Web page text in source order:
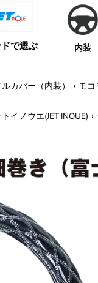
で選ぶ 内装
カバー（内装） › モ
イノウエ(JET INOUE) ›